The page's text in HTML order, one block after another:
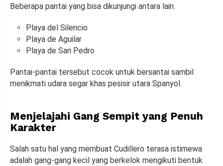
Beberapa pantai yang bisa dikunjungi antara lain:
Playa del Silencio
Playa de Aguilar
Playa de San Pedro
Pantai-pantai tersebut cocok untuk bersantai sambil
menikmati udara segar khas pesisir utara Spanyol.
Menjelajahi Gang Sempit yang Penuh
Karakter
Salah satu hal yang membuat Cudillero terasa istimewa
adalah gang-gang kecil yang berkelok mengikuti bentuk